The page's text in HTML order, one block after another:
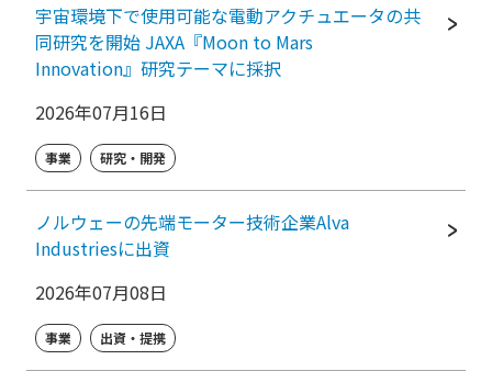
宇宙環境下で使用可能な電動アクチュエータの共
同研究を開始 JAXA『Moon to Mars
Innovation』研究テーマに採択
2026年07月16日
事業 研究・開発
ノルウェーの先端モーター技術企業Alva
Industriesに出資
2026年07月08日
事業 出資・提携